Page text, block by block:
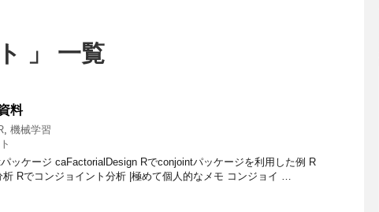
」 一覧
料
, 機械学習
ッケージ caFactorialDesign Rでconjointパッケージを利用した例 R
析 Rでコンジョイント分析 |極めて個人的なメモ コンジョイ …